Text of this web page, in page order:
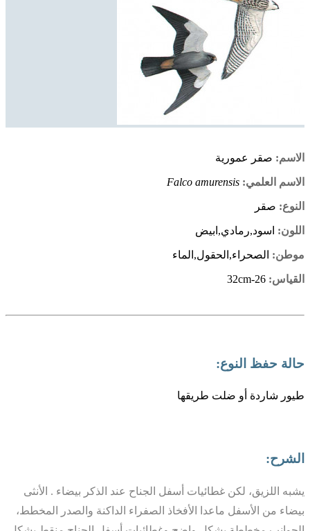
الاسم: صقر عمورية
الاسم العلمي: Falco amurensis
النوع: صقر
اللون: اسود,رمادي,ابيض
موطن: الصحراء,الحقول,الماء
القياس:
حالة حفظ النوع:
طيور شاردة أو ضلت طريقها
الشرح:
يشبه اللزيق، لكن غطائيات أسفل الجناح عند الذكر بيضاء . الأنثى
بيضاء من الأسفل ماعدا الأفخاذ الصفراء الداكنة والصدر المخطط،